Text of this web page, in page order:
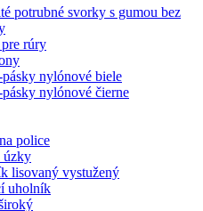
potrubné svorky s gumou bez
rúry
nylónové biele
nylónové čierne
police
lisovaný vystužený
uholník